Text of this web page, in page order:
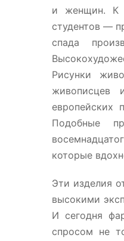
и женщин. К
студентов —
спада
Рисунки
живописцев
европейских
Подобные
которые
Эти изделия
высокими
И сегодня
спросом не